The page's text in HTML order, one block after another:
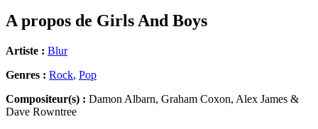
A propos de Girls And Boys
Artiste : Blur
Genres : Rock, Pop
Compositeur(s) : Damon Albarn, Graham Coxon, Alex James &
Dave Rowntree